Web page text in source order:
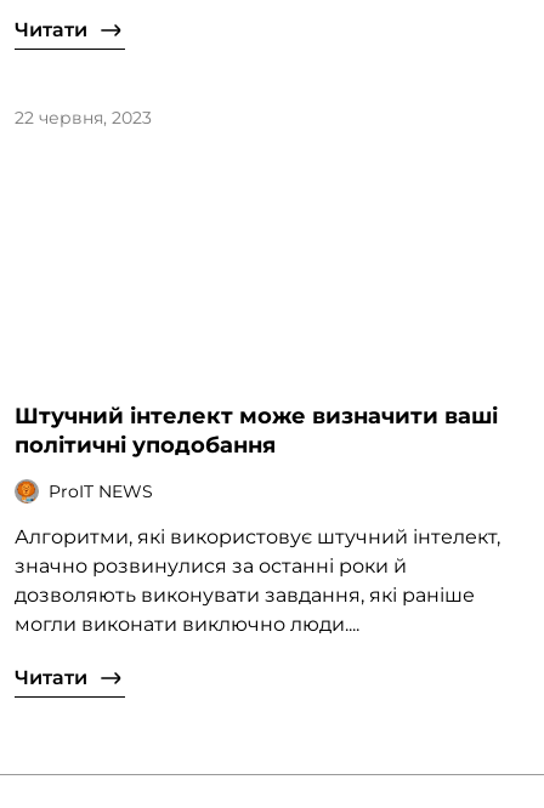
Читати
22 червня, 2023
Штучний інтелект може визначити ваші
політичні уподобання
ProIT NEWS
Алгоритми, які використовує штучний інтелект,
значно розвинулися за останні роки й
дозволяють виконувати завдання, які раніше
могли виконати виключно люди....
Читати